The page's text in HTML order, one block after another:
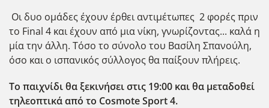
Οι δυο ομάδες έχουν έρθει αντιμέτωπες 2 φορές πριν
το Final 4 και έχουν από μια νίκη, γνωρίζοντας... καλά η
μία την άλλη. Τόσο το σύνολο του Βασίλη Σπανούλη,
όσο και ο ισπανικός σύλλογος θα παίξουν πλήρεις.
Το παιχνίδι θα ξεκινήσει στις 19:00 και θα μεταδοθεί
τηλεοπτικά από το Cosmote Sport 4.